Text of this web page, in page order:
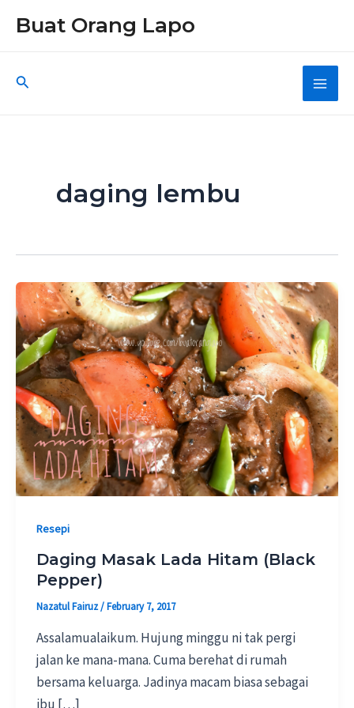
Buat Orang Lapo
Search
Main
daging lembu
Resepi
Daging Masak Lada Hitam (Black
Pepper)
Nazatul Fairuz/February 7, 2017
Assalamualaikum. Hujung minggu ni tak pergi
jalan ke mana-mana. Cuma berehat di rumah
bersama keluarga. Jadinya macam biasa sebagai
ibu […]